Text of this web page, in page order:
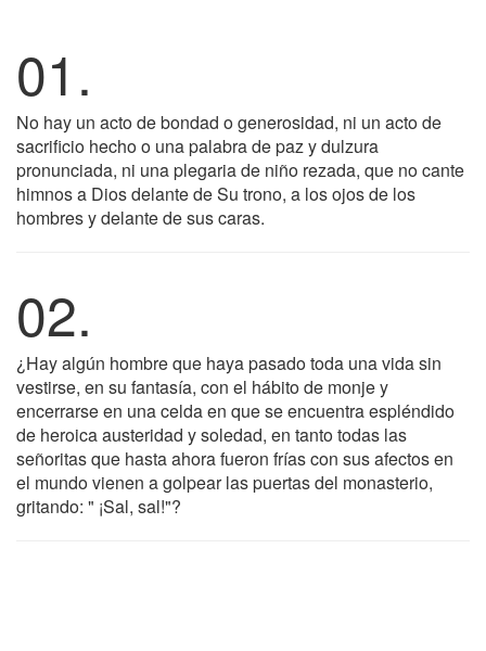
01.
No hay un acto de bondad o generosidad, ni un acto de
sacrificio hecho o una palabra de paz y dulzura
pronunciada, ni una plegaria de niño rezada, que no cante
himnos a Dios delante de Su trono, a los ojos de los
hombres y delante de sus caras.
02.
¿Hay algún hombre que haya pasado toda una vida sin
vestirse, en su fantasía, con el hábito de monje y
encerrarse en una celda en que se encuentra espléndido
de heroica austeridad y soledad, en tanto todas las
señoritas que hasta ahora fueron frías con sus afectos en
el mundo vienen a golpear las puertas del monasterio,
gritando: " ¡Sal, sal!"?